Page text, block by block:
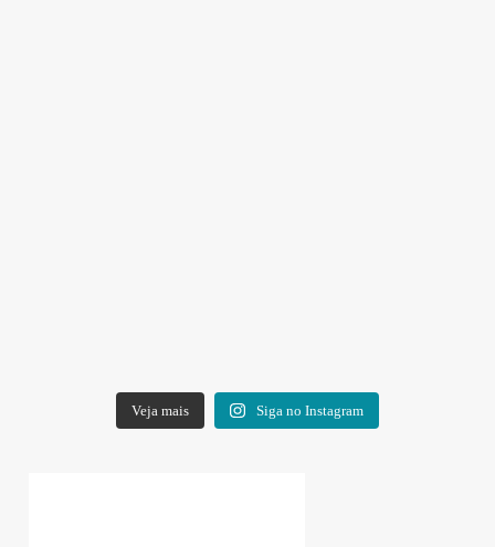
Veja mais Siga no Instagram